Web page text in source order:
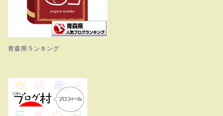
青森県ランキング